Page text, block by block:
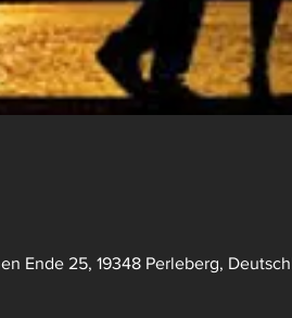
Ende 25, 19348 Perleberg,